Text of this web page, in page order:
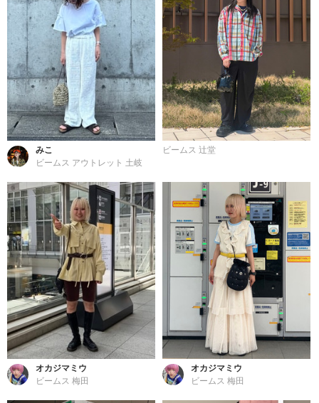
みこ
ビームス アウトレット 土岐
ビームス 辻堂
オカジマミウ
ビームス 梅田
オカジマミウ
ビームス 梅田